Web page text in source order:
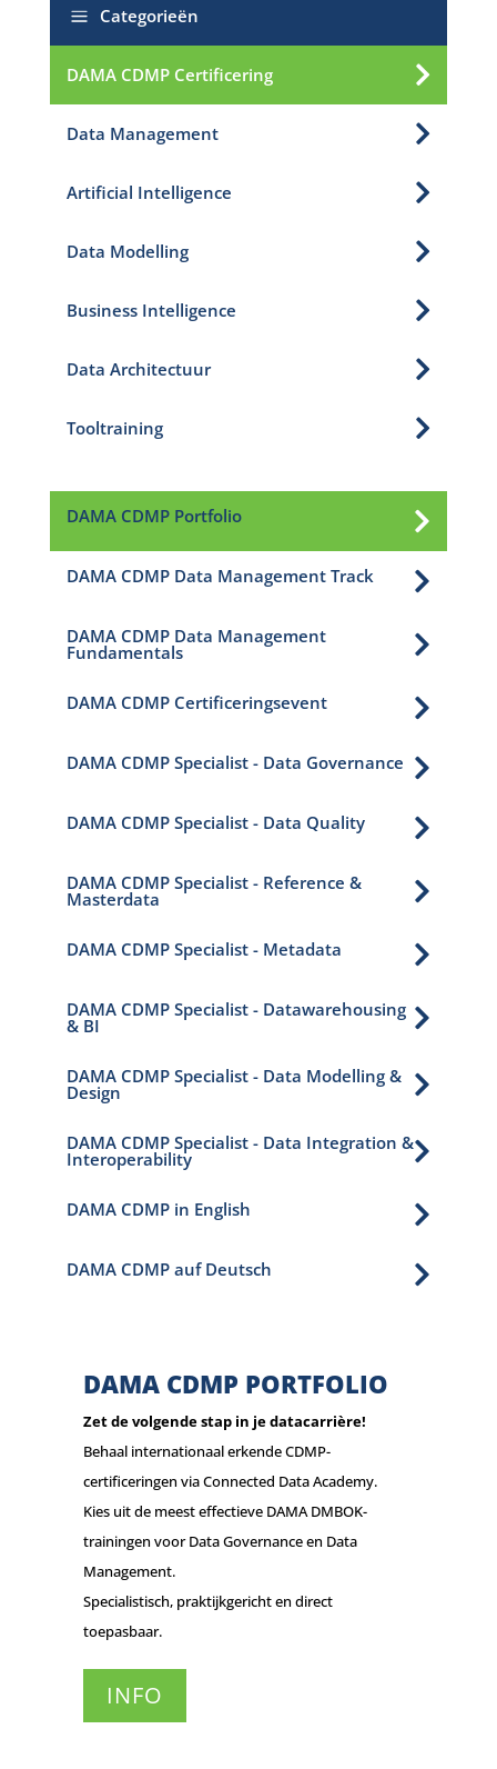
a Categorieën

DAMA CDMP Certificering

Data Management

Artificial Intelligence

Data Modelling

Business Intelligence

Data Architectuur

Tooltraining

DAMA CDMP Portfolio

DAMA CDMP Data Management Track

DAMA CDMP Data Management
Fundamentals

DAMA CDMP Certificeringsevent

DAMA CDMP Specialist - Data Governance

DAMA CDMP Specialist - Data Quality

DAMA CDMP Specialist - Reference &
Masterdata

DAMA CDMP Specialist - Metadata

DAMA CDMP Specialist - Datawarehousing
& BI

DAMA CDMP Specialist - Data Modelling &
Design

DAMA CDMP Specialist - Data Integration &
Interoperability

DAMA CDMP in English

DAMA CDMP auf Deutsch
DAMA CDMP PORTFOLIO
Zet de volgende stap in je datacarrière!
Behaal internationaal erkende CDMP-
certificeringen via Connected Data Academy.
Kies uit de meest effectieve DAMA DMBOK-
trainingen voor Data Governance en Data
Management.
Specialistisch, praktijkgericht en direct
toepasbaar.
INFO